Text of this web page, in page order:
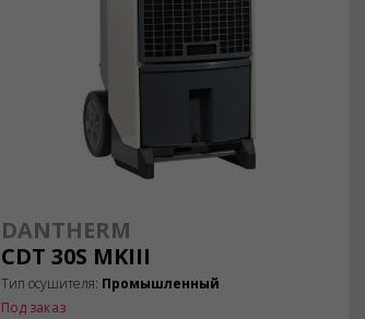
DANTHERM
CDT 30S MKIII
Тип осушителя: Промышленный
Под заказ